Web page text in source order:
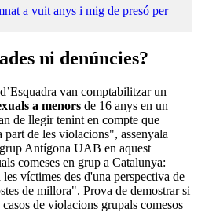
a vuit anys i mig de presó per
ni denúncies?
van comptabilitzar un
a menors de 16 anys en un
de llegir tenint en compte que
part de les violacions", assenyala
Antígona UAB en aquest
comeses en grup a Catalunya:
víctimes des d'una perspectiva de
de millora". Prova de demostrar si
de violacions grupals comesos